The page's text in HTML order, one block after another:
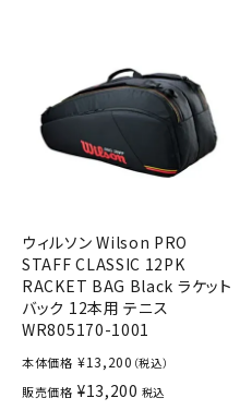
ウィルソン Wilson PRO
STAFF CLASSIC 12PK
RACKET BAG Black ラケット
バック 12本用 テニス
WR805170-1001
本体価格 ¥13,200 （税込）
販売価格 ¥13,200 税込